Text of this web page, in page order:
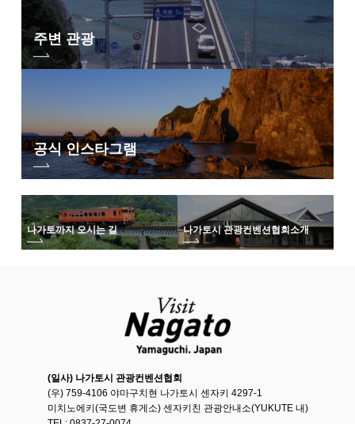
주변 관광
공식 인스타그램
나가토까지 오시는 길 나가토시 관광컨벤션협회소개
(일사) 나가토시 관광컨벤션협회
(우) 759-4106 야마구치현 나가토시 센자키 4297-1
미치노에키(국도변 휴게소) 센자키친 관광안내소(YUKUTE 내)